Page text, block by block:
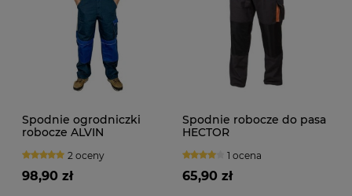
Spodnie ogrodniczki
robocze ALVIN
2 oceny
98,90 zł
Spodnie robocze do pasa
HECTOR
1 ocena
65,90 zł